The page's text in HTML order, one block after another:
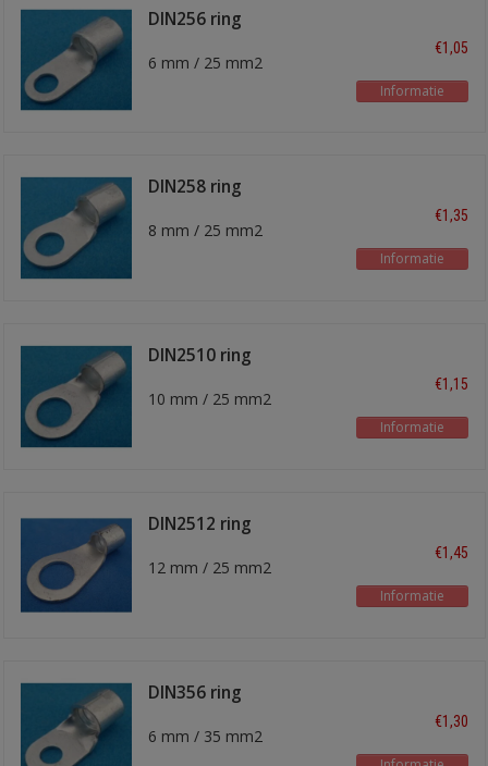
DIN256 ring
kabelschoen
6 mm / 25 mm2
€1,05
Informatie
DIN258 ring
8 mm / 25 mm2
€1,35
Informatie
DIN2510 ring
10 mm / 25 mm2
€1,15
Informatie
DIN2512 ring
kabelschoen
12 mm / 25 mm2
€1,45
Informatie
DIN356 ring
kabelschoen
6 mm / 35 mm2
€1,30